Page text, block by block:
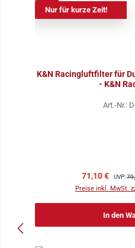
Nur für kurze Zeit!
K&N Racingluftfilter für
- K&N
Art.-Nr.:
Verkaufspreis:
71,10 € UVP:
Preise inkl. MwSt.
In den